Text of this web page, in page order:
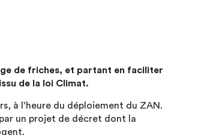
de friches, et partant en faciliter
de la loi Climat.
à l’heure du déploiement du ZAN.
un projet de décret dont la